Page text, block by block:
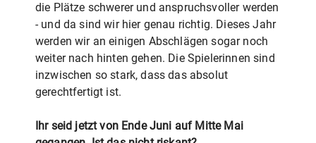
die Plätze schwerer und anspruchsvoller werden
- und da sind wir hier genau richtig. Dieses Jahr
werden wir an einigen Abschlägen sogar noch
weiter nach hinten gehen. Die Spielerinnen sind
inzwischen so stark, dass das absolut
gerechtfertigt ist.
Ihr seid jetzt von Ende Juni auf Mitte Mai